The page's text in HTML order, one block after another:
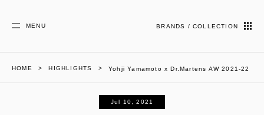
MENU BRANDS / COLLECTION
HOME HIGHLIGHTS Yohji Yamamoto x Dr.Martens AW 2021-22
Jul 10, 2021